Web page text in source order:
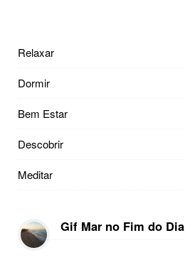
Relaxar
Dormir
Bem Estar
Descobrir
Meditar
Gif Mar no Fim do Dia